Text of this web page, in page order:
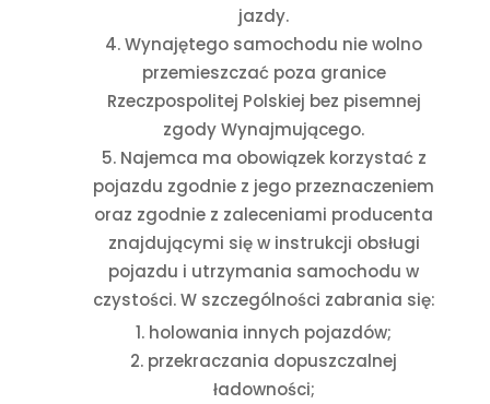
jazdy.
Wynajętego samochodu nie wolno
przemieszczać poza granice
Rzeczpospolitej Polskiej bez pisemnej
zgody Wynajmującego.
Najemca ma obowiązek korzystać z
pojazdu zgodnie z jego przeznaczeniem
oraz zgodnie z zaleceniami producenta
znajdującymi się w instrukcji obsługi
pojazdu i utrzymania samochodu w
czystości. W szczególności zabrania się:
holowania innych pojazdów;
przekraczania dopuszczalnej
ładowności;